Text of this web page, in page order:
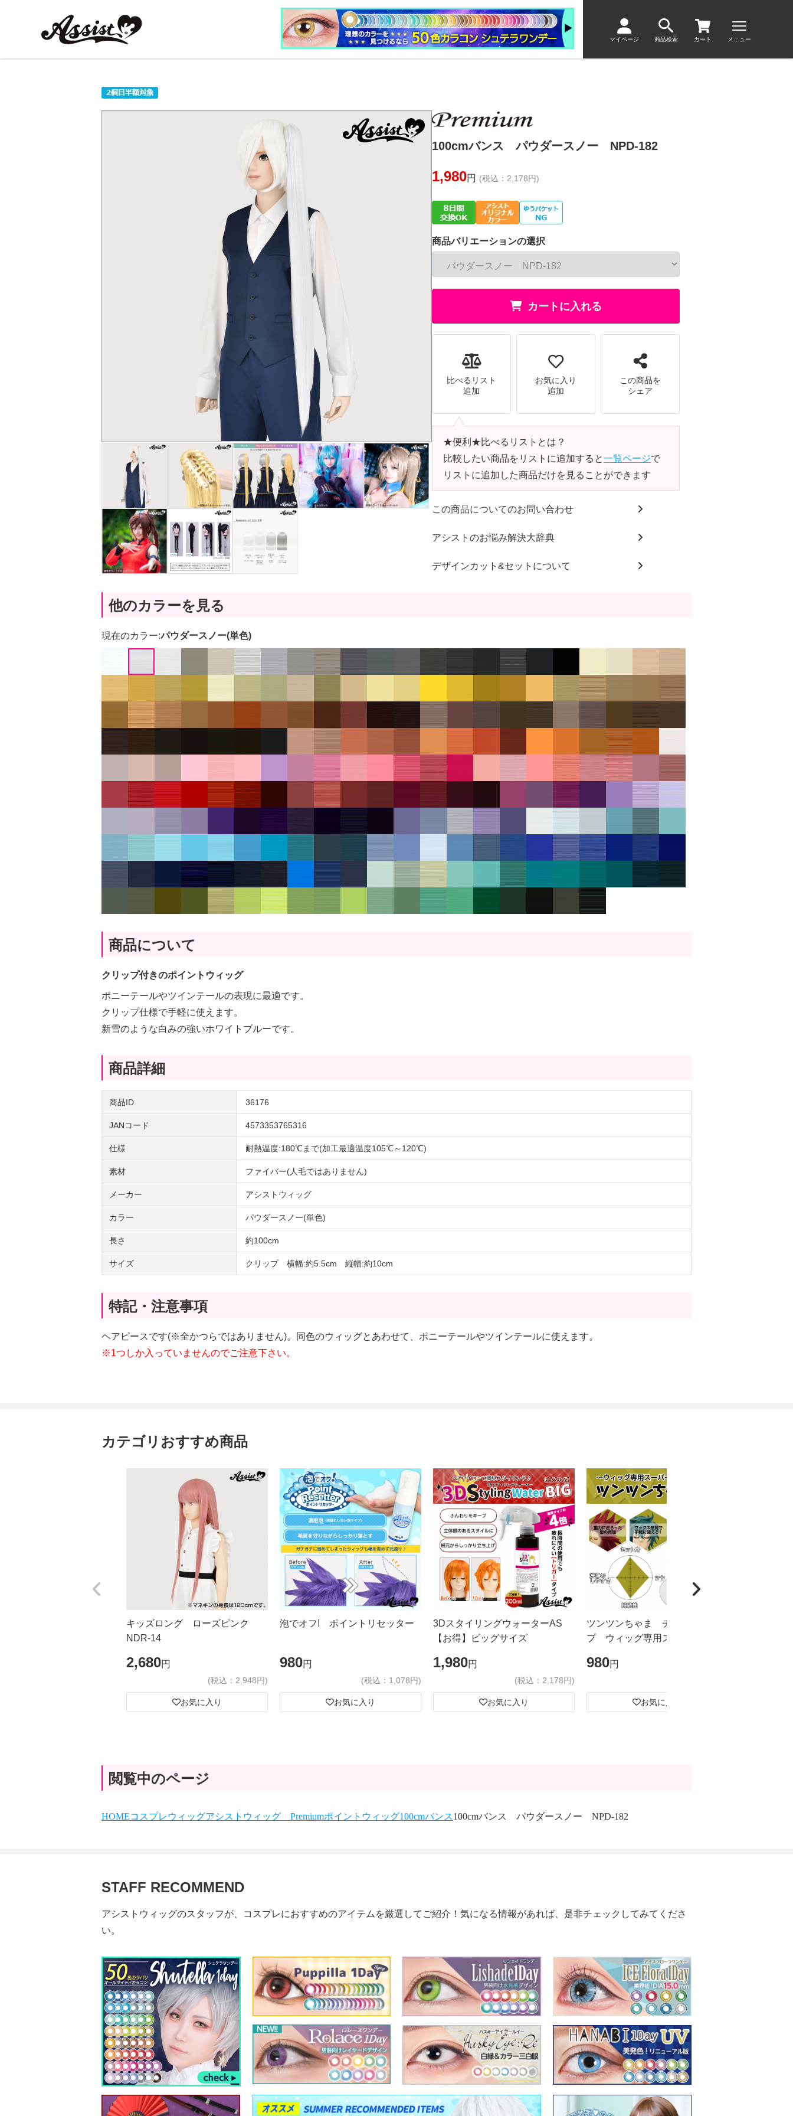
マイページ 商品検索 カート メニュー
100cmバンス パウダースノー NPD-182
1,980円 (税込：2,178円)
商品バリエーションの選択
カートに入れる
比べるリスト
追加
お気に入り
追加
この商品を
シェア
★便利★比べるリストとは？
比較したい商品をリストに追加すると一覧ページで
リストに追加した商品だけを見ることができます
この商品についてのお問い合わせ
アシストのお悩み解決大辞典
デザインカット&セットについて
他のカラーを見る
現在のカラー:パウダースノー(単色)
商品について
クリップ付きのポイントウィッグ
ポニーテールやツインテールの表現に最適です。
クリップ仕様で手軽に使えます。
新雪のような白みの強いホワイトブルーです。
商品詳細
商品ID 36176
JANコード 4573353765316
仕様 耐熱温度:180℃まで(加工最適温度105℃～120℃)
素材 ファイバー(人毛ではありません)
メーカー アシストウィッグ
カラー パウダースノー(単色)
長さ 約100cm
サイズ クリップ 横幅:約5.5cm 縦幅:約10cm
特記・注意事項
ヘアピースです(※全かつらではありません)。同色のウィッグとあわせて、ポニーテールやツインテールに使えます。
※1つしか入っていませんのでご注意下さい。
カテゴリおすすめ商品
キッズロング ローズピンク
NDR-14
2,680円
(税込：2,948円)
お気に入り
泡でオフ! ポイントリセッター
980円
(税込：1,078円)
お気に入り
3DスタイリングウォーターAS
【お得】ビッグサイズ
1,980円
(税込：2,178円)
お気に入り
ツンツンちゃま チューブタイ
プ ウィッグ専用スーパーハード
980円
お気に入り
閲覧中のページ
HOMEコスプレウィッグアシストウィッグ Premiumポイントウィッグ100cmバンス100cmバンス パウダースノー NPD-182
STAFF RECOMMEND
アシストウィッグのスタッフが、コスプレにおすすめのアイテムを厳選してご紹介！気になる情報があれば、是非チェックしてみてくださ
い。